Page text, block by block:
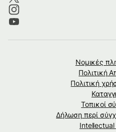
Νομικές
Πολιτική
Πολιτική
Τοπικοί
Δήλωση περί